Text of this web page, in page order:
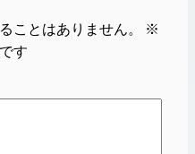
ことはありません。
※
す